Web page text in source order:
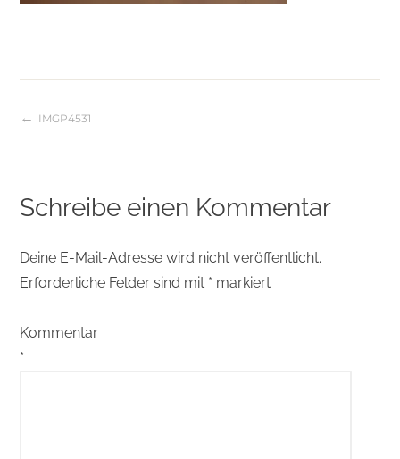
Beitragsnavigation
IMGP4531
Schreibe einen Kommentar
Deine E-Mail-Adresse wird nicht veröffentlicht.
Erforderliche Felder sind mit * markiert
Kommentar
*